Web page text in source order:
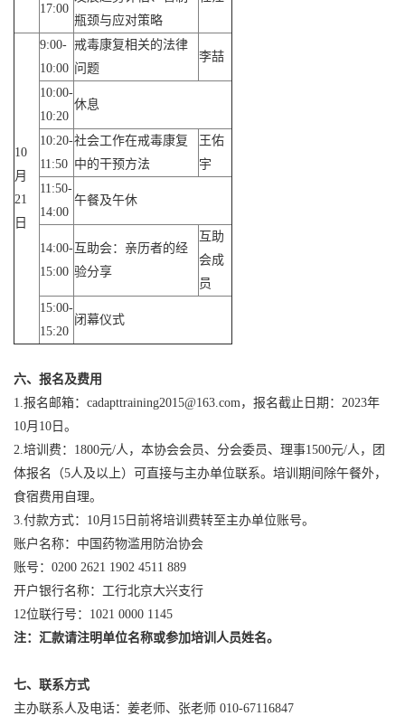
17:00
瓶颈与应对策略
10
月
21
日
9:00-
10:00
戒毒康复相关的法律
问题
李喆
10:00-
10:20
休息
10:20-
11:50
社会工作在戒毒康复
中的干预方法
王佑
宇
11:50-
14:00
午餐及午休
14:00-
15:00
互助会：亲历者的经
验分享
互助
会成
员
15:00-
15:20
闭幕仪式
六、报名及费用
1.报名邮箱：cadapttraining2015@163.com，报名截止日期：2023年
10月10日。
2.培训费：1800元/人，本协会会员、分会委员、理事1500元/人，团
体报名（5人及以上）可直接与主办单位联系。培训期间除午餐外，
食宿费用自理。
3.付款方式：10月15日前将培训费转至主办单位账号。
账户名称：中国药物滥用防治协会
账号：0200 2621 1902 4511 889
开户银行名称：工行北京大兴支行
12位联行号：1021 0000 1145
注：汇款请注明单位名称或参加培训人员姓名。
七、联系方式
主办联系人及电话：姜老师、张老师 010-67116847